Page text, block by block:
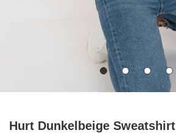
Hurt Dunkelbeige Sweatshirt